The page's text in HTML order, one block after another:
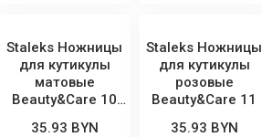
Staleks Ножницы
для кутикулы
матовые
Beauty&Care 10
35.93 BYN
Staleks Ножницы
для кутикулы
розовые
Beauty&Care 11
35.93 BYN